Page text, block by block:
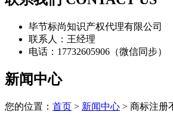
毕节标尚知识产权代理有限公司
联系人：王经理
电话：17732605906（微信同步）
新闻中心
您的位置： 首页 > 新闻中心 > 商标注册